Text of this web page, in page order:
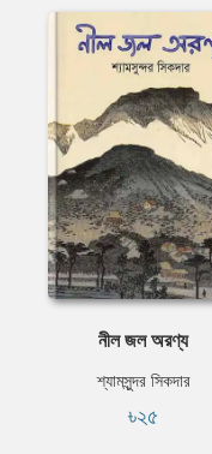
নীল জল অরণ্য
শ্যামসুন্দর সিকদার
৳২৫